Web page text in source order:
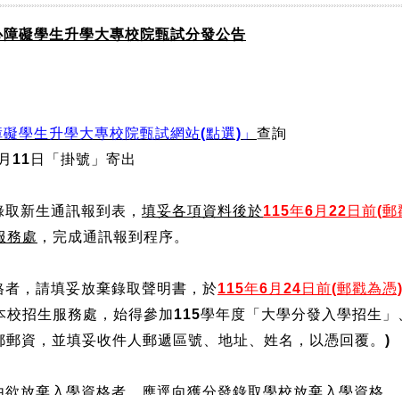
礙學生升學大專校院甄試分發公告
學生升學大專校院甄試網站(點選) 」 查詢
11日「掛號」寄出
新生通訊報到表， 填妥各項資料後於115年6月22日前(郵
務處 ，完成通訊報到程序。
，請填妥放棄錄取聲明書，於115年6月24日前(郵戳為憑)
校招生服務處， 始得參加115學年度「大學分發入學招生
資，並填妥收件人郵遞區號、地址、姓名，以憑回覆。)
放棄入學資格者，應逕向獲分發錄取學校放棄入學資格，